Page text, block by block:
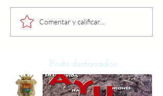
Comentar y calificar...
Posts destacados